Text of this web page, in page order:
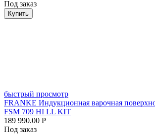
Под заказ
Купить
быстрый просмотр
FRANKE Индукционная варочная
FSM 709 HI LL KIT
189 990.00 Р
Под заказ